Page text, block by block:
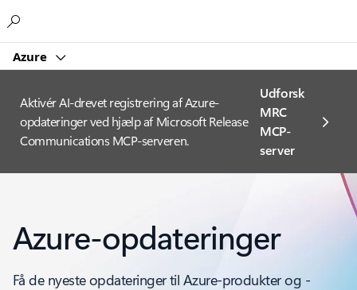
Azure
Aktivér AI-drevet registrering af Azure-
opdateringer ved hjælp af Microsoft Release
Communications MCP-serveren.
Udforsk
MRC
MCP-
server
Azure-opdateringer
Få de nyeste opdateringer til Azure-produkter og -